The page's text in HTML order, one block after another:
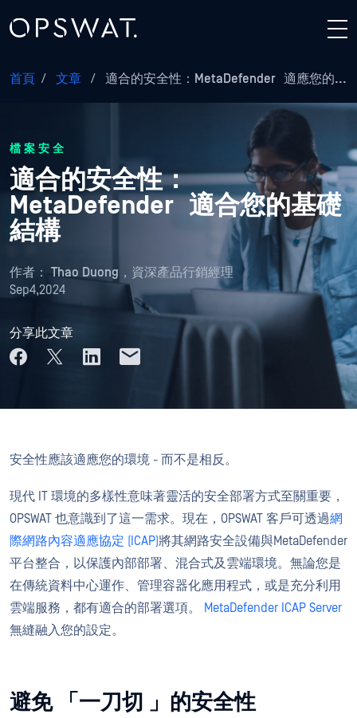
首頁 / 文章 / 適合的安全性：MetaDefender 適應您的...
檔案安全
適合的安全性：
MetaDefender 適合您的基礎
結構
作者： Thao Duong，資深產品行銷經理
Sep4,2024
分享此文章
安全性應該適應您的環境 - 而不是相反。
現代 IT 環境的多樣性意味著靈活的安全部署方式至關重要，
OPSWAT 也意識到了這一需求。現在，OPSWAT 客戶可透過網
際網路內容適應協定 (ICAP)將其網路安全設備與MetaDefender
平台整合，以保護內部部署、混合式及雲端環境。無論您是
在傳統資料中心運作、管理容器化應用程式，或是充分利用
雲端服務，都有適合的部署選項。
MetaDefender ICAP Server
無縫融入您的設定。
避免 「一刀切 」的安全性